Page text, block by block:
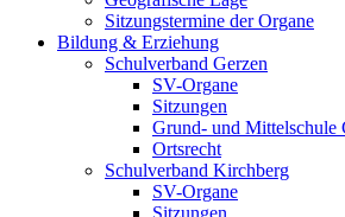
Sitzungstermine der Organe
Bildung & Erziehung
Schulverband Gerzen
SV-Organe
Sitzungen
Grund- und Mittelschule
Ortsrecht
Schulverband Kirchberg
SV-Organe
Sitzungen